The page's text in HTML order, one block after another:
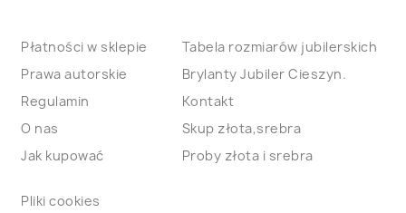
Płatności w sklepie
Prawa autorskie
Regulamin
O nas
Jak kupować
Tabela rozmiarów jubilerskich
Brylanty Jubiler Cieszyn.
Kontakt
Skup złota,srebra
Proby złota i srebra
Pliki cookies